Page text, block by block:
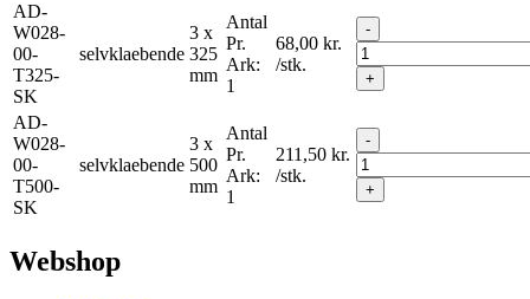
AD-
W028-
00-
T325-
SK
selvklaebende
3 x
325
mm
Antal
Pr.
Ark:
1
68,00 kr.
/stk.
-
+
AD-
W028-
00-
T500-
SK
selvklaebende
3 x
500
mm
Antal
Pr.
Ark:
1
211,50 kr.
/stk.
-
+
Webshop